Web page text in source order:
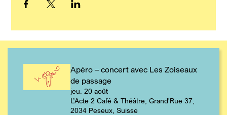
Apéro – concert avec Les Zoiseaux
de passage
jeu. 20 août
L’Acte 2 Café & Théâtre, Grand'Rue 37,
2034 Peseux, Suisse